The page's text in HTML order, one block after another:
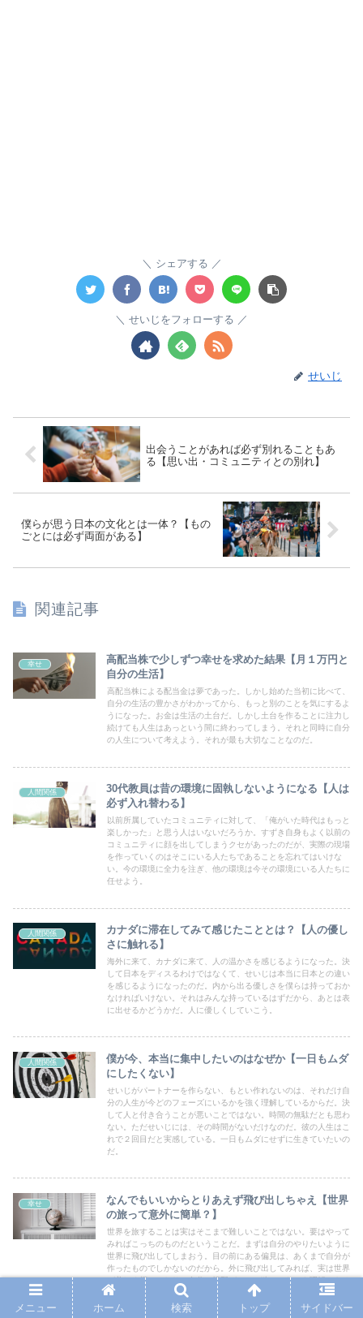
シェアする
せいじをフォローする
せいじ
出会うことがあれば必ず別れることもあ
る【思い出・コミュニティとの別れ】
僕らが思う日本の文化とは一体？【もの
ごとには必ず両面がある】
関連記事
幸せ
高配当株で少しずつ幸せを求めた結果【月１万円と
自分の生活】
高配当株による配当金は夢であった。しかし始めた当初に比べて、
自分の生活の豊かさがわかってから、もっと別のことを気にするよ
うになった。お金は生活の土台だ。しかし土台を作ることに注力し
続けても人生はあっという間に終わってしまう。それと同時に自分
の人生について考えよう。それが最も大切なことなのだ。
人間関係
30代教員は昔の環境に固執しないようになる【人は
必ず入れ替わる】
以前所属していたコミュニティに対して、「俺がいた時代はもっと
楽しかった」と思う人はいないだろうか。すずき自身もよく以前の
コミュニティに顔を出してしまうクセがあったのだが、実際の現場
を作っていくのはそこにいる人たちであることを忘れてはいけな
い。今の環境に全力を注ぎ、他の環境は今その環境にいる人たちに
任せよう。
人間関係
カナダに滞在してみて感じたこととは？【人の優し
さに触れる】
海外に来て、カナダに来て、人の温かさを感じるようになった。決
して日本をディスるわけではなくて、せいじは本当に日本との違い
を感じるようになったのだ。内から出る優しさを僕らは持っておか
なければいけない。それはみんな持っているはずだから、あとは表
に出せるかどうかだ。人に優しくしていこう。
人間関係
僕が今、本当に集中したいのはなぜか【一日もムダ
にしたくない】
せいじがパートナーを作らない、もとい作れないのは、それだけ自
分の人生が今どのフェーズにいるかを強く理解しているからだ。決
して人と付き合うことが悪いことではない。時間の無駄だとも思わ
ない。ただせいじには、その時間がないだけなのだ。彼の人生はこ
れで２回目だと実感している。一日もムダにせずに生きていたいの
だ。
幸せ
なんでもいいからとりあえず飛び出しちゃえ【世界
の旅って意外に簡単？】
世界を旅することは実はそこまで難しいことではない。要はやって
みればこっちのものだということだ。まずは自分のやりたいように
世界に飛び出してしまおう。目の前にある偏見は、あくまで自分が
作ったものでしかないのだから。外に飛び出してみれば、実は世界
が美しく輝いており、自分の視野がいかに狭かったかを理解できる
はずだ。
メニュー ホーム 検索 トップ サイドバー